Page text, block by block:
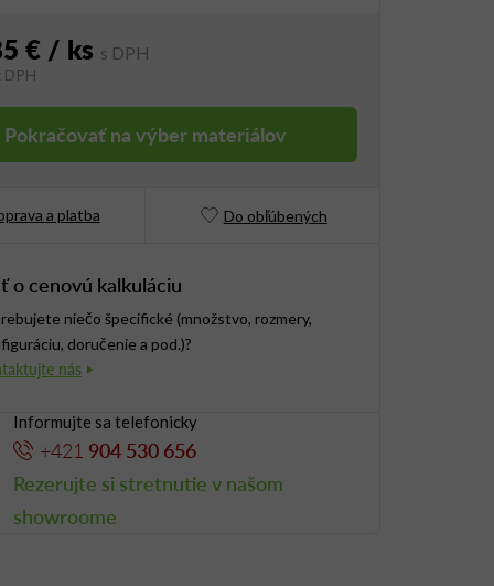
€ / ks
Pokračovať na výber materiálov
a platba Do obľúbených
o cenovú kalkuláciu
niečo špecifické (množstvo, rozmery,
doručenie a pod.)?
Informujte sa telefonicky
+421 904 530 656
Rezerujte si stretnutie v našom
showroome